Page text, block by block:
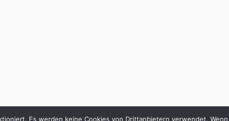
Es werden keine Cookies von Drittanbietern verwendet.